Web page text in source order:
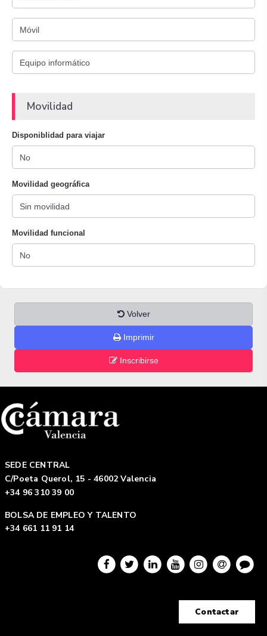
Movilidad
Disponiblidad para viajar
Movilidad geográfica
Movilidad funcional
Volver
Imprimir
Inscribirse
SEDE CENTRAL
C/Poeta Querol, 15 - 46002 Valencia
+34 96 310 39 00
BOLSA DE EMPLEO Y TALENTO
+34 661 11 91 14
Contactar